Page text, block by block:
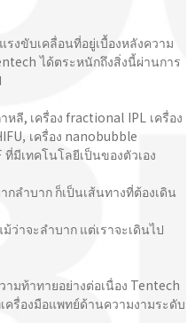
งขับเคลื่อนที่อยู่เบื้องหลังความ
ได้ตระหนักถึงสิ่งนี้ผ่านการ
หลี, เครื่อง fractional IPL เครื่อง
เครื่อง nanobubble
มีเทคโนโลยีเป็นของตัวเอง
ลำบาก ก็เป็นเส้นทางที่ต้องเดิน
ว่าจะลำบาก แต่เราจะเดินไป
มท้าทายอย่างต่อเนื่อง Tentech
ครื่องมือแพทย์ด้านความงามระดับ